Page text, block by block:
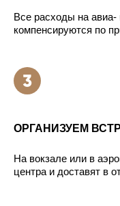
Все расходы на
компенсируются по
ОРГАНИЗУЕМ
На вокзале или в
центра и доставят в